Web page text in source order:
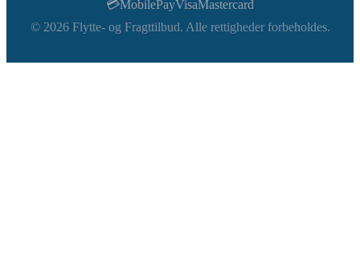
© 2026Flytte- og Fragttilbud. Alle rettigheder forbeholdes.
💳MobilePayVisaMastercard